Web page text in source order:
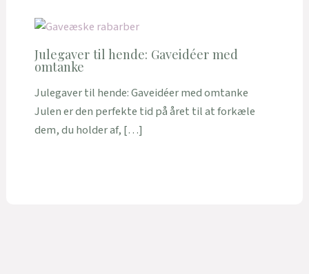
Julegaver til hende: Gaveidéer med
omtanke
Julegaver til hende: Gaveidéer med omtanke
Julen er den perfekte tid på året til at forkæle
dem, du holder af, […]